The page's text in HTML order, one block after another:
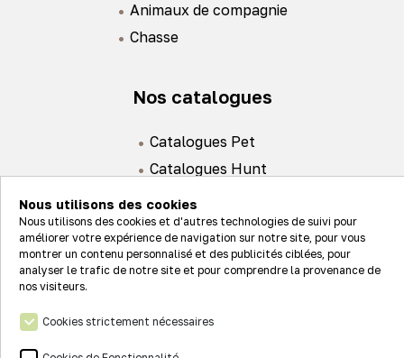
Animaux de compagnie
Chasse
Nos catalogues
Catalogues Pet
Catalogues Hunt
Actualités
Connexion
Nous utilisons des cookies
Nous utilisons des cookies et d'autres technologies de suivi pour
améliorer votre expérience de navigation sur notre site, pour vous
montrer un contenu personnalisé et des publicités ciblées, pour
analyser le trafic de notre site et pour comprendre la provenance de
nos visiteurs.
Cookies strictement nécessaires